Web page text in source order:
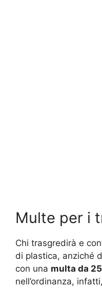
Multe per i
Chi trasgredirà e
di plastica, anziché
con una multa da
nell’ordinanza,